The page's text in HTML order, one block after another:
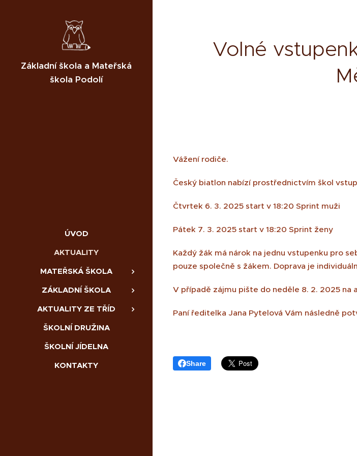
Základní škola a Mateřská
škola Podolí
ÚVOD
AKTUALITY
MATEŘSKÁ ŠKOLA
ZÁKLADNÍ ŠKOLA
AKTUALITY ZE TŘÍD
ŠKOLNÍ DRUŽINA
ŠKOLNÍ JÍDELNA
KONTAKTY
Volné
Vážení rodiče.
Český biatlon nabízí prostřednictvím škol
Čtvrtek 6. 3. 2025 start v 18:20 Sprint muži
Pátek 7. 3. 2025 start v 18:20 Sprint ženy
Každý žák má nárok na jednu vstupenku pro
pouze společně s žákem. Doprava je
V případě zájmu pište do neděle 8. 2. 2025 na
Paní ředitelka Jana Pytelová Vám následně
Share